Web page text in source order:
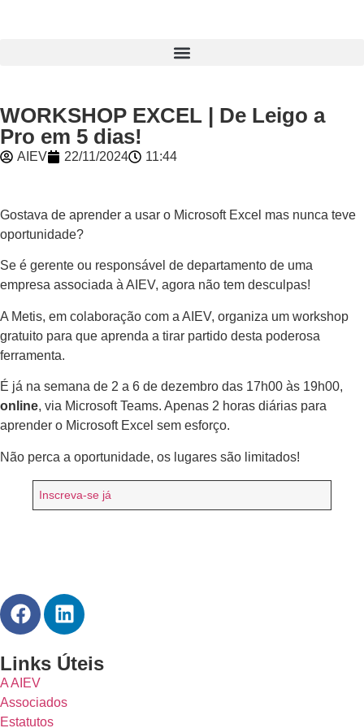
WORKSHOP EXCEL | De Leigo a
Pro em 5 dias!
AIEV 22/11/2024 11:44
Gostava de aprender a usar o Microsoft Excel mas nunca teve
oportunidade?
Se é gerente ou responsável de departamento de uma
empresa associada à AIEV, agora não tem desculpas!
A Metis, em colaboração com a AIEV, organiza um workshop
gratuito para que aprenda a tirar partido desta poderosa
ferramenta.
É já na semana de 2 a 6 de dezembro das 17h00 às 19h00,
online, via Microsoft Teams. Apenas 2 horas diárias para
aprender o Microsoft Excel sem esforço.
Não perca a oportunidade, os lugares são limitados!
Inscreva-se já
Links Úteis
A AIEV
Associados
Estatutos